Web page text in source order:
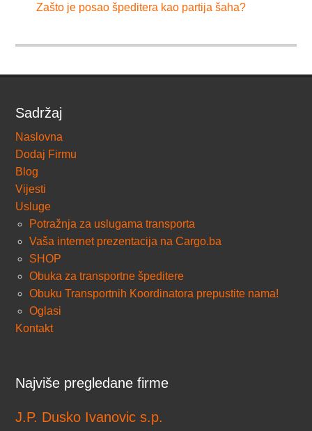
Zašto je posao špeditera kao partija šaha?
Sadržaj
Naslovna
Dodaj Firmu
Blog
Vijesti
Usluge
Potražnja za uslugama transporta
Vaša internet prezentacija na Cargo.ba
SHOP
Obuka za transportne špeditere
Obuku Transportnih Koordinatora prepustite nama!
Oglasi
Kontakt
Najviše pregledane firme
J.P. Dusko Ivanovic s.p.